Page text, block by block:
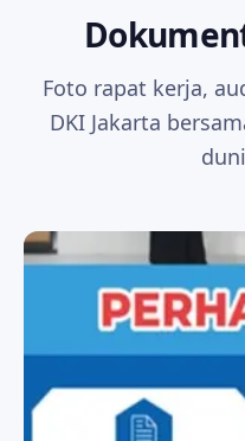
Foto rapat kerja,
DKI Jakarta